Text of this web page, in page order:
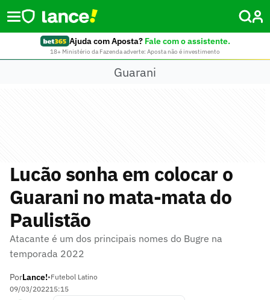
Ajuda com Aposta? Fale com o assistente.
18+ Ministério da Fazenda adverte: Aposta não é investimento
Guarani
Lucão sonha em colocar o
Guarani no mata-mata do
Paulistão
Atacante é um dos principais nomes do Bugre na
temporada 2022
PorLance!•Futebol Latino
09/03/202215:15